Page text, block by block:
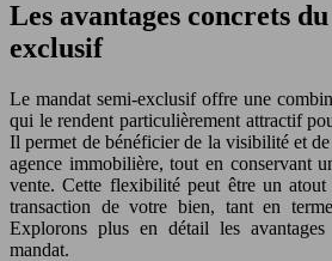
Les avantages concrets
exclusif
Le mandat semi-exclusif offre une
qui le rendent particulièrement attractif
Il permet de bénéficier de la visibilité et de
agence immobilière, tout en conservant
vente. Cette flexibilité peut être un
transaction de votre bien, tant en
Explorons plus en détail les
mandat.